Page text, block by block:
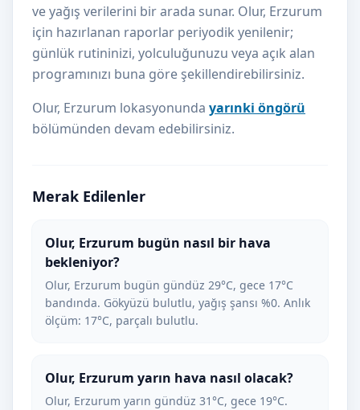
ve yağış verilerini bir arada sunar. Olur, Erzurum
için hazırlanan raporlar periyodik yenilenir;
günlük rutininizi, yolculuğunuzu veya açık alan
programınızı buna göre şekillendirebilirsiniz.
Olur, Erzurum lokasyonunda yarınki öngörü
bölümünden devam edebilirsiniz.
Merak Edilenler
Olur, Erzurum bugün nasıl bir hava
bekleniyor?
Olur, Erzurum bugün gündüz 29°C, gece 17°C
bandında. Gökyüzü bulutlu, yağış şansı %0. Anlık
ölçüm: 17°C, parçalı bulutlu.
Olur, Erzurum yarın hava nasıl olacak?
Olur, Erzurum yarın gündüz 31°C, gece 19°C.